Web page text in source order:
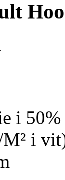
i
M² i